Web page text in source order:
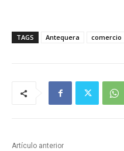
TAGS Antequera comercio
Artículo anterior